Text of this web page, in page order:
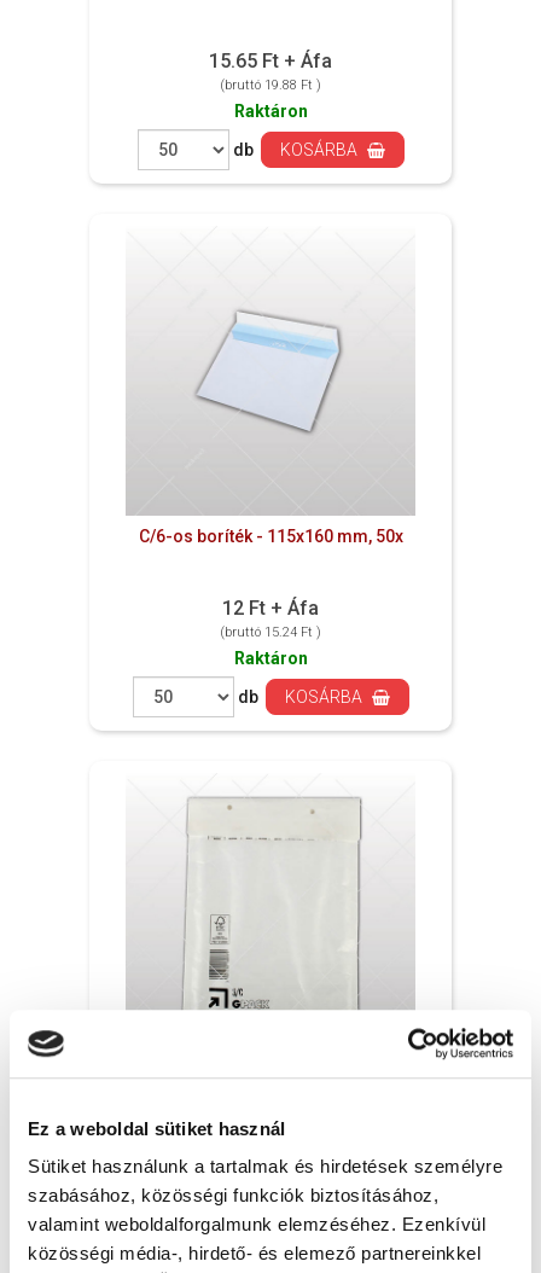
Ez a weboldal sütiket használ
Sütiket használunk a tartalmak és hirdetések személyre
szabásához, közösségi funkciók biztosításához,
valamint weboldalforgalmunk elemzéséhez. Ezenkívül
közösségi média-, hirdető- és elemező partnereinkkel
15.65 Ft + Áfa
(bruttó 19.88 Ft )
Raktáron
db
KOSÁRBA
C/6-os boríték - 115x160 mm, 50x
12 Ft + Áfa
(bruttó 15.24 Ft )
Raktáron
db
KOSÁRBA
C/13-as légpárnás boríték - 170x225 mm,
40 Ft + Áfa
Raktáron
db
KOSÁRBA